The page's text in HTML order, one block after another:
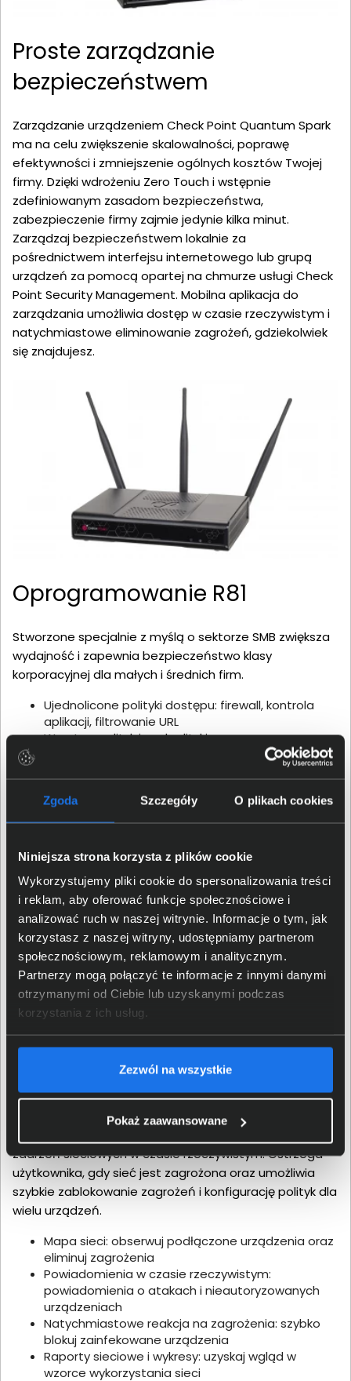
Zgoda Szczegóły O plikach cookies
Niniejsza strona korzysta z plików cookie
Wykorzystujemy pliki cookie do spersonalizowania treści
i reklam, aby oferować funkcje społecznościowe i
analizować ruch w naszej witrynie. Informacje o tym, jak
korzystasz z naszej witryny, udostępniamy partnerom
społecznościowym, reklamowym i analitycznym.
Partnerzy mogą połączyć te informacje z innymi danymi
otrzymanymi od Ciebie lub uzyskanymi podczas
korzystania z ich usług.
Zezwól na wszystkie
Pokaż zaawansowane
Proste zarządzanie
bezpieczeństwem
Zarządzanie urządzeniem Check Point Quantum Spark
ma na celu zwiększenie skalowalności, poprawę
efektywności i zmniejszenie ogólnych kosztów Twojej
firmy. Dzięki wdrożeniu Zero Touch i wstępnie
zdefiniowanym zasadom bezpieczeństwa,
zabezpieczenie firmy zajmie jedynie kilka minut.
Zarządzaj bezpieczeństwem lokalnie za
pośrednictwem interfejsu internetowego lub grupą
urządzeń za pomocą opartej na chmurze usługi Check
Point Security Management. Mobilna aplikacja do
zarządzania umożliwia dostęp w czasie rzeczywistym i
natychmiastowe eliminowanie zagrożeń, gdziekolwiek
się znajdujesz.
Oprogramowanie R81
Stworzone specjalnie z myślą o sektorze SMB zwiększa
wydajność i zapewnia bezpieczeństwo klasy
korporacyjnej dla małych i średnich firm.
Ujednolicone polityki dostępu: firewall, kontrola
aplikacji, filtrowanie URL
Warstwy polityk i podpolityki
Smart Accel - Zwiększenie wydajności aplikacji o
niskim ryzyku i dużej przepustowości o 30%.
Aplikacja do zarządzania
bezpieczeństwem
zdarzeń sieciowych w czasie rzeczywistym. Ostrzega
użytkownika, gdy sieć jest zagrożona oraz umożliwia
szybkie zablokowanie zagrożeń i konfigurację polityk dla
wielu urządzeń.
Mapa sieci: obserwuj podłączone urządzenia oraz
eliminuj zagrożenia
Powiadomienia w czasie rzeczywistym:
powiadomienia o atakach i nieautoryzowanych
urządzeniach
Natychmiastowe reakcja na zagrożenia: szybko
blokuj zainfekowane urządzenia
Raporty sieciowe i wykresy: uzyskaj wgląd w
wzorce wykorzystania sieci